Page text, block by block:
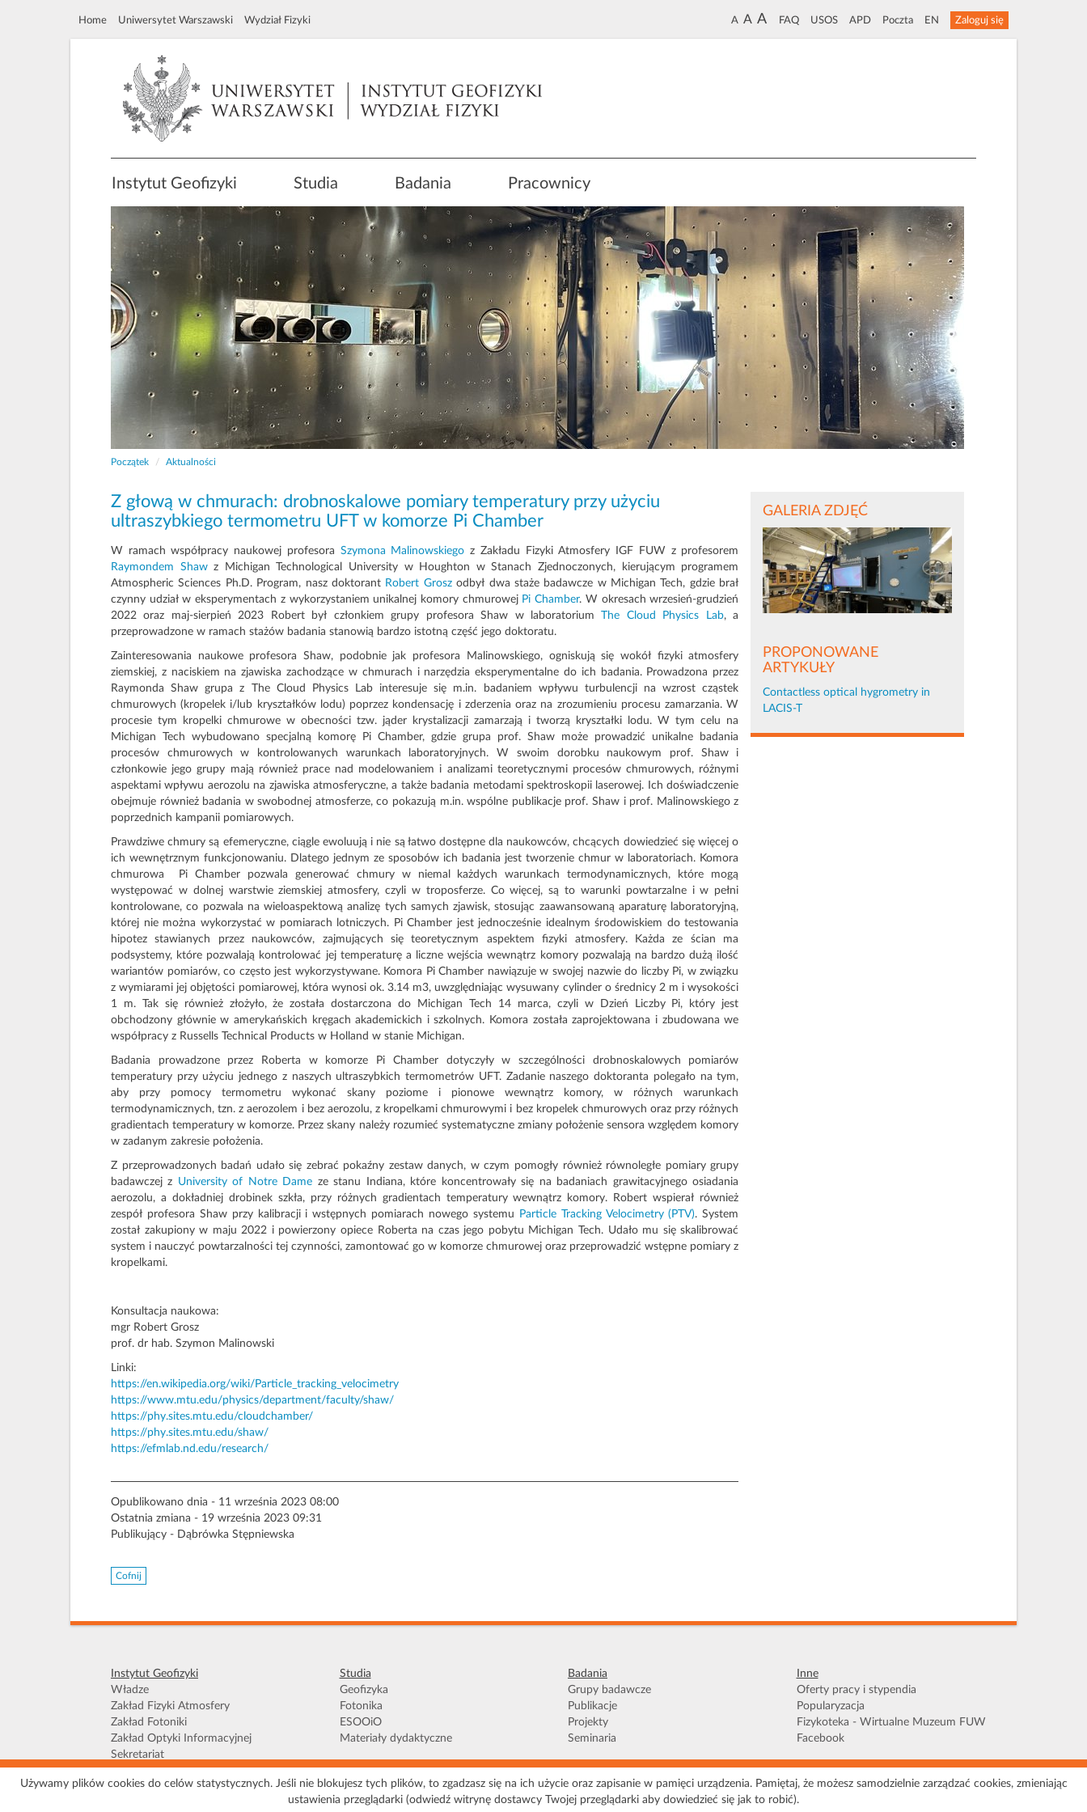
Home Uniwersytet Warszawski Wydział Fizyki A A A FAQ USOS APD Poczta EN Zaloguj się
Instytut Geofizyki Studia Badania Pracownicy
Początek Aktualności
Z głową w chmurach: drobnoskalowe pomiary temperatury przy użyciu
ultraszybkiego termometru UFT w komorze Pi Chamber
W ramach współpracy naukowej profesora Szymona Malinowskiego z Zakładu Fizyki Atmosfery IGF FUW z profesorem
Raymondem Shawz Michigan Technological University w Houghton w Stanach Zjednoczonych, kierującym programem
Atmospheric Sciences Ph.D. Program, nasz doktorant Robert Groszodbył dwa staże badawcze w Michigan Tech, gdzie brał
czynny udział w eksperymentach z wykorzystaniem unikalnej komory chmurowej Pi Chamber. W okresach wrzesień-grudzień
2022 oraz maj-sierpień 2023 Robert był członkiem grupy profesora Shaw w laboratorium The Cloud Physics Lab, a
przeprowadzone w ramach stażów badania stanowią bardzo istotną część jego doktoratu.
Zainteresowania naukowe profesora Shaw, podobnie jak profesora Malinowskiego, ogniskują się wokół fizyki atmosfery
ziemskiej, z naciskiem na zjawiska zachodzące w chmurach i narzędzia eksperymentalne do ich badania. Prowadzona przez
Raymonda Shaw grupa z The Cloud Physics Lab interesuje się m.in. badaniem wpływu turbulencji na wzrost cząstek
chmurowych (kropelek i/lub kryształków lodu) poprzez kondensację i zderzenia oraz na zrozumieniu procesu zamarzania. W
procesie tym kropelki chmurowe w obecności tzw. jąder krystalizacji zamarzają i tworzą kryształki lodu. W tym celu na
Michigan Tech wybudowano specjalną komorę Pi Chamber, gdzie grupa prof. Shaw może prowadzić unikalne badania
procesów chmurowych w kontrolowanych warunkach laboratoryjnych. W swoim dorobku naukowym prof. Shaw i
członkowie jego grupy mają również prace nad modelowaniem i analizami teoretycznymi procesów chmurowych, różnymi
aspektami wpływu aerozolu na zjawiska atmosferyczne, a także badania metodami spektroskopii laserowej. Ich doświadczenie
obejmuje również badania w swobodnej atmosferze, co pokazują m.in. wspólne publikacje prof. Shaw i prof. Malinowskiego z
poprzednich kampanii pomiarowych.
Prawdziwe chmury są efemeryczne, ciągle ewoluują i nie są łatwo dostępne dla naukowców, chcących dowiedzieć się więcej o
ich wewnętrznym funkcjonowaniu. Dlatego jednym ze sposobów ich badania jest tworzenie chmur w laboratoriach. Komora
chmurowa Pi Chamber pozwala generować chmury w niemal każdych warunkach termodynamicznych, które mogą
występować w dolnej warstwie ziemskiej atmosfery, czyli w troposferze. Co więcej, są to warunki powtarzalne i w pełni
kontrolowane, co pozwala na wieloaspektową analizę tych samych zjawisk, stosując zaawansowaną aparaturę laboratoryjną,
której nie można wykorzystać w pomiarach lotniczych. Pi Chamber jest jednocześnie idealnym środowiskiem do testowania
hipotez stawianych przez naukowców, zajmujących się teoretycznym aspektem fizyki atmosfery. Każda ze ścian ma
podsystemy, które pozwalają kontrolować jej temperaturę a liczne wejścia wewnątrz komory pozwalają na bardzo dużą ilość
wariantów pomiarów, co często jest wykorzystywane. Komora Pi Chamber nawiązuje w swojej nazwie do liczby Pi, w związku
z wymiarami jej objętości pomiarowej, która wynosi ok. 3.14 m3, uwzględniając wysuwany cylinder o średnicy 2 m i wysokości
1 m. Tak się również złożyło, że została dostarczona do Michigan Tech 14 marca, czyli w Dzień Liczby Pi, który jest
obchodzony głównie w amerykańskich kręgach akademickich i szkolnych. Komora została zaprojektowana i zbudowana we
współpracy z Russells Technical Products w Holland w stanie Michigan.
Badania prowadzone przez Roberta w komorze Pi Chamber dotyczyły w szczególności drobnoskalowych pomiarów
temperatury przy użyciu jednego z naszych ultraszybkich termometrów UFT. Zadanie naszego doktoranta polegało na tym,
aby przy pomocy termometru wykonać skany poziome i pionowe wewnątrz komory, w różnych warunkach
termodynamicznych, tzn. z aerozolem i bez aerozolu, z kropelkami chmurowymi i bez kropelek chmurowych oraz przy różnych
gradientach temperatury w komorze. Przez skany należy rozumieć systematyczne zmiany położenie sensora względem komory
w zadanym zakresie położenia.
Z przeprowadzonych badań udało się zebrać pokaźny zestaw danych, w czym pomogły również równoległe pomiary grupy
badawczej z University of Notre Dame ze stanu Indiana, które koncentrowały się na badaniach grawitacyjnego osiadania
aerozolu, a dokładniej drobinek szkła, przy różnych gradientach temperatury wewnątrz komory. Robert wspierał również
zespół profesora Shaw przy kalibracji i wstępnych pomiarach nowego systemu
Particle Tracking Velocimetry (PTV). System
został zakupiony w maju 2022 i powierzony opiece Roberta na czas jego pobytu Michigan Tech. Udało mu się skalibrować
system i nauczyć powtarzalności tej czynności, zamontować go w komorze chmurowej oraz przeprowadzić wstępne pomiary z
kropelkami.
Konsultacja naukowa:
mgr Robert Grosz
prof. dr hab. Szymon Malinowski
Linki:
https://en.wikipedia.org/wiki/Particle_tracking_velocimetry
https://www.mtu.edu/physics/department/faculty/shaw/
https://phy.sites.mtu.edu/cloudchamber/
https://phy.sites.mtu.edu/shaw/
https://efmlab.nd.edu/research/
Opublikowano dnia - 11 września 2023 08:00
Ostatnia zmiana - 19 września 2023 09:31
Publikujący - Dąbrówka Stępniewska
Cofnij
GALERIA ZDJĘĆ
PROPONOWANE
ARTYKUŁY
Contactless optical hygrometry in
LACIS-T
Instytut Geofizyki
Władze
Zakład Fizyki Atmosfery
Zakład Fotoniki
Zakład Optyki Informacyjnej
Sekretariat
Studia
Geofizyka
Fotonika
ESOOiO
Materiały dydaktyczne
Badania
Grupy badawcze
Publikacje
Projekty
Seminaria
Inne
Oferty pracy i stypendia
Popularyzacja
Fizykoteka - Wirtualne Muzeum FUW
Facebook
Warunki korzystania|Polityka prywatności|Pliki Cookies|Deklaracja dostępności| Mapa serwisu
Używamy plików cookies do celów statystycznych. Jeśli nie blokujesz tych plików, to zgadzasz się na ich użycie oraz zapisanie w pamięci urządzenia. Pamiętaj, że możesz samodzielnie zarządzać cookies, zmieniając
ustawienia przeglądarki (odwiedź witrynę dostawcy Twojej przeglądarki aby dowiedzieć się jak to robić).